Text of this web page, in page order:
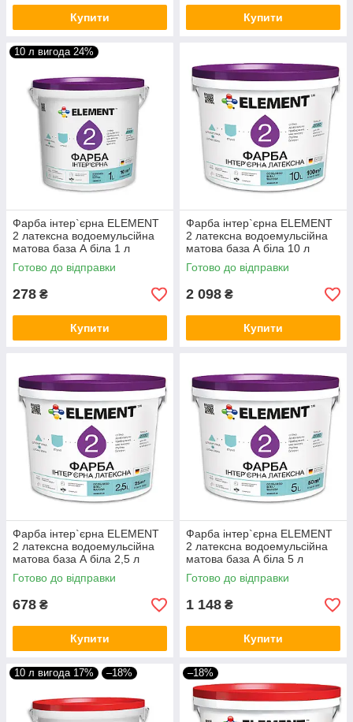
Купити Купити
10 л вигода 24%
Фарба інтер`єрна ELEMENT
2 латексна водоемульсійна
матова база А біла 1 л
Готово до відправки
278 ₴
Купити
Фарба інтер`єрна ELEMENT
2 латексна водоемульсійна
матова база А біла 10 л
Готово до відправки
2 098 ₴
Купити
Фарба інтер`єрна ELEMENT
2 латексна водоемульсійна
матова база А біла 2,5 л
Готово до відправки
678 ₴
Купити
Фарба інтер`єрна ELEMENT
2 латексна водоемульсійна
матова база А біла 5 л
Готово до відправки
1 148 ₴
Купити
10 л вигода 17% –18% –18%